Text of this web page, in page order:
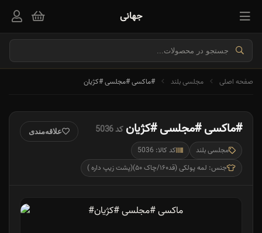
جهانی
صفحه اصلی مجلسی بلند #ماکسی #مجلسی #کژیان
#ماکسی #مجلسی #کژیانکد 5036
مجلسی بلند
کد کالا: 5036
جنس: لمه پولکی (قد۱۶۰/چاک ۵۰)(پشت زیپ داره )
علاقه‌مندی